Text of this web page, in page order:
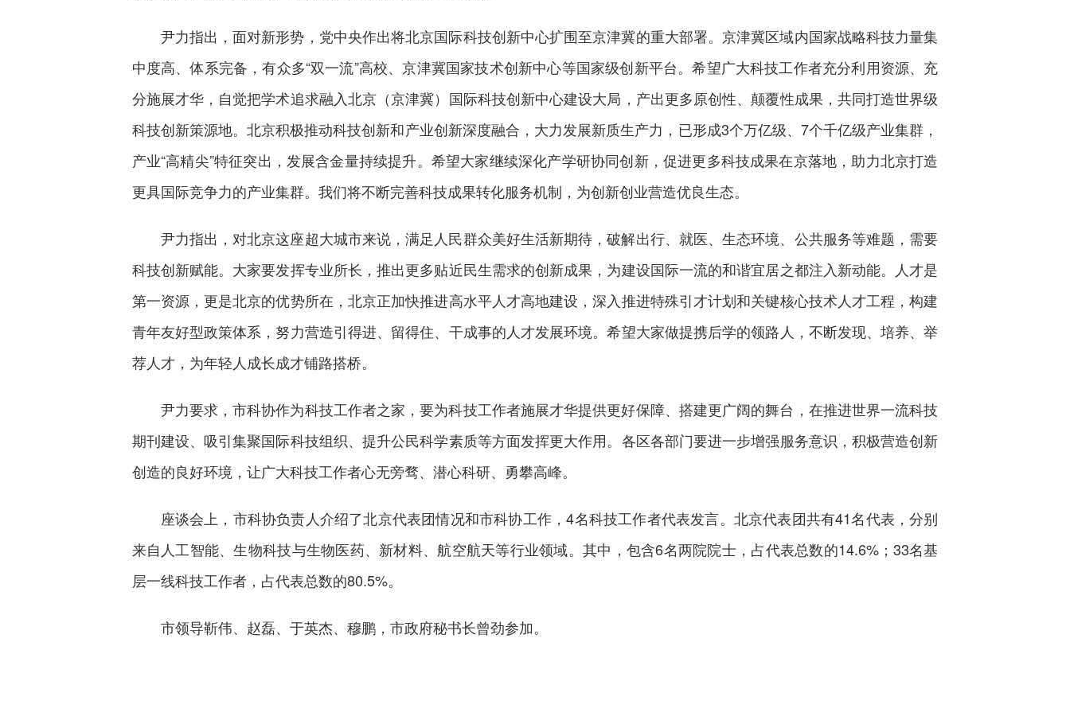
尹力指出，面对新形势，党中央作出将北京国际科技创新中心扩围至京津冀的重大部署。京津冀区域内国家战略科技力量集
中度高、体系完备，有众多“双一流”高校、京津冀国家技术创新中心等国家级创新平台。希望广大科技工作者充分利用资源、充
分施展才华，自觉把学术追求融入北京（京津冀）国际科技创新中心建设大局，产出更多原创性、颠覆性成果，共同打造世界级
科技创新策源地。北京积极推动科技创新和产业创新深度融合，大力发展新质生产力，已形成3个万亿级、7个千亿级产业集群，
产业“高精尖”特征突出，发展含金量持续提升。希望大家继续深化产学研协同创新，促进更多科技成果在京落地，助力北京打造
更具国际竞争力的产业集群。我们将不断完善科技成果转化服务机制，为创新创业营造优良生态。
尹力指出，对北京这座超大城市来说，满足人民群众美好生活新期待，破解出行、就医、生态环境、公共服务等难题，需要
科技创新赋能。大家要发挥专业所长，推出更多贴近民生需求的创新成果，为建设国际一流的和谐宜居之都注入新动能。人才是
第一资源，更是北京的优势所在，北京正加快推进高水平人才高地建设，深入推进特殊引才计划和关键核心技术人才工程，构建
青年友好型政策体系，努力营造引得进、留得住、干成事的人才发展环境。希望大家做提携后学的领路人，不断发现、培养、举
荐人才，为年轻人成长成才铺路搭桥。
尹力要求，市科协作为科技工作者之家，要为科技工作者施展才华提供更好保障、搭建更广阔的舞台，在推进世界一流科技
期刊建设、吸引集聚国际科技组织、提升公民科学素质等方面发挥更大作用。各区各部门要进一步增强服务意识，积极营造创新
创造的良好环境，让广大科技工作者心无旁骛、潜心科研、勇攀高峰。
座谈会上，市科协负责人介绍了北京代表团情况和市科协工作，4名科技工作者代表发言。北京代表团共有41名代表，分别
来自人工智能、生物科技与生物医药、新材料、航空航天等行业领域。其中，包含6名两院院士，占代表总数的14.6%；33名基
层一线科技工作者，占代表总数的80.5%。
市领导靳伟、赵磊、于英杰、穆鹏，市政府秘书长曾劲参加。